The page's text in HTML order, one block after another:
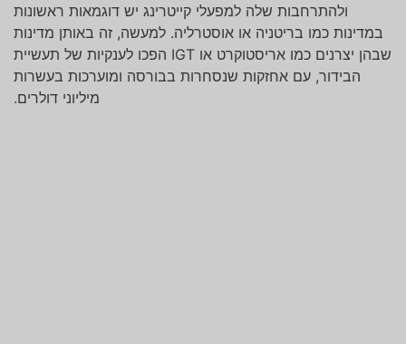
ולהתרחבות שלה למפעלי קייטרינג יש דוגמאות ראשונות
במדינות כמו בריטניה או אוסטרליה. למעשה, זה באותן מדינות
שבהן יצרנים כמו אריסטוקרט או IGT הפכו לענקיות של תעשיית
הבידור, עם אחזקות שנסחרות בבורסה ומוערכות בעשרות
מיליוני דולרים.